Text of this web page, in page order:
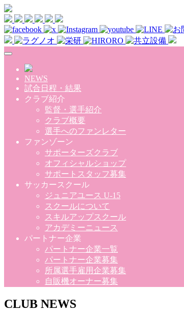
Skip to main content
NEWS
試合日程・結果
クラブ紹介
監督・選手紹介
クラブ概要
選手へのファンレター
ファンゾーン
サポーターズクラブ
オフィシャルショップ
サポートスタッフ募集
サッカースクール
ジュニアユース U-15
スクールについて
スキルアップスクール
アカデミーニュース
パートナー企業
パートナー企業一覧
パートナー企業募集
所属選手雇用企業募集
自販機オーナー募集
CLUB NEWS